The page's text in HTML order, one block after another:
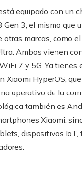
equipado con un
Gen 3, el mismo que
otras marcas, como
Ambos vienen con
7 y 5G. Ya tienes
Xiaomi HyperOS,
operativo de la
también es
Xiaomi,
dispositivos IoT,